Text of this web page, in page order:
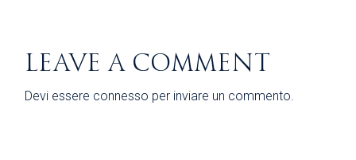
LEAVE A COMMENT
Devi essere connesso per inviare un commento.